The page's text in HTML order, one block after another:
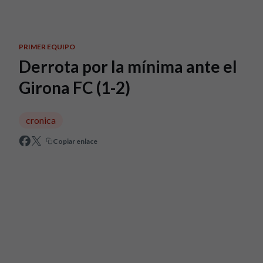
PRIMER EQUIPO
Derrota por la mínima ante el
Girona FC (1-2)
cronica
Copiar enlace